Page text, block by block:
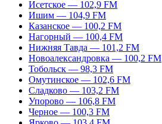
Исетское — 102,9 FM
Ишим — 104,9 FM
Казанское — 100,2 FM
Нагорный — 100,4 FM
Нижняя Тавда — 101,2 FM
Новоалександровка — 100,2 FM
Тобольск — 98,3 FM
Омутинское — 102,6 FM
Сладково — 103,2 FM
Упорово — 106,8 FM
Черное — 100,3 FM